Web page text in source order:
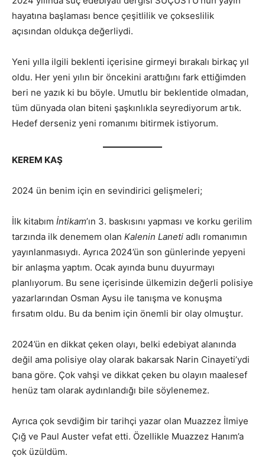
hayatına başlaması bence çeşitlilik ve çokseslilik
açısından oldukça değerliydi.
Yeni yılla ilgili beklenti içerisine girmeyi bırakalı birkaç yıl
oldu. Her yeni yılın bir öncekini arattığını fark ettiğimden
beri ne yazık ki bu böyle. Umutlu bir beklentide olmadan,
tüm dünyada olan biteni şaşkınlıkla seyrediyorum artık.
Hedef derseniz yeni romanımı bitirmek istiyorum.
KEREM KAŞ
2024 ün benim için en sevindirici gelişmeleri;
İlk kitabım İntikam’ın 3. baskısını yapması ve korku gerilim
tarzında ilk denemem olan Kalenin Laneti adlı romanımın
yayınlanmasıydı. Ayrıca 2024’ün son günlerinde yepyeni
bir anlaşma yaptım. Ocak ayında bunu duyurmayı
planlıyorum. Bu sene içerisinde ülkemizin değerli polisiye
yazarlarından Osman Aysu ile tanışma ve konuşma
fırsatım oldu. Bu da benim için önemli bir olay olmuştur.
2024’ün en dikkat çeken olayı, belki edebiyat alanında
değil ama polisiye olay olarak bakarsak Narin Cinayeti’ydi
bana göre. Çok vahşi ve dikkat çeken bu olayın maalesef
henüz tam olarak aydınlandığı bile söylenemez.
Ayrıca çok sevdiğim bir tarihçi yazar olan Muazzez İlmiye
Çığ ve Paul Auster vefat etti. Özellikle Muazzez Hanım’a
çok üzüldüm.